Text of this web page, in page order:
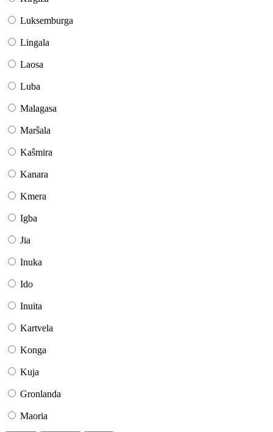
Luksemburga
Lingala
Laosa
Luba
Malagasa
Marŝala
Kaŝmira
Kanara
Kmera
Igba
Jia
Inuka
Ido
Inuita
Kartvela
Konga
Kuja
Gronlanda
Maoria